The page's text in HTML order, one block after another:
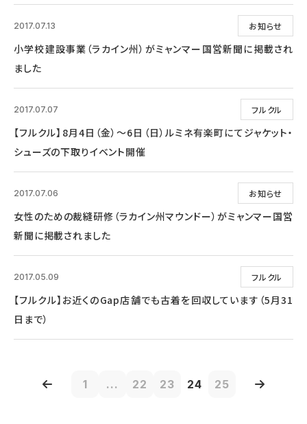
お知らせ
2017.07.13
小学校建設事業（ラカイン州）がミャンマー国営新聞に掲載され
ました
フルクル
2017.07.07
【フルクル】8月4日（金）～6日（日）ルミネ有楽町にてジャケット・
シューズの下取りイベント開催
お知らせ
2017.07.06
女性のための裁縫研修（ラカイン州マウンドー）がミャンマー国営
新聞に掲載されました
フルクル
2017.05.09
【フルクル】お近くのGap店舗でも古着を回収しています（5月31
日まで）
1 ... 22 23 24 25